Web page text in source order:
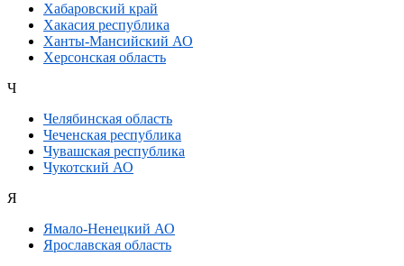
Хабаровский край
Хакасия республика
Ханты-Мансийский АО
Херсонская область
Ч
Челябинская область
Чеченская республика
Чувашская республика
Чукотский АО
Я
Ямало-Ненецкий АО
Ярославская область